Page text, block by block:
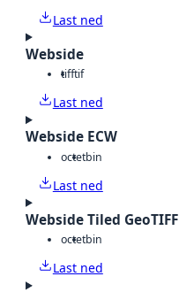
Last ned
Webside
tifftif
Last ned
Webside ECW
octetbin
Last ned
Webside Tiled GeoTIFF
octetbin
Last ned